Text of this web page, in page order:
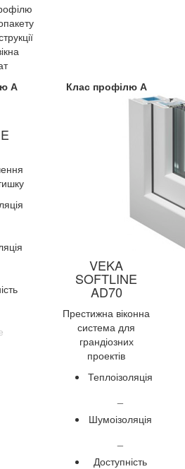
А
Клас профілю А
VEKA
SOFTLINE
AD70
Престижна віконна
система для
грандіозних
проектів
Теплоізоляція
Шумоізоляція
Доступність